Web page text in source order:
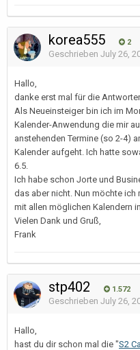
korea555 2
Geschrieben July 26,
Hallo,
danke erst mal für die
Als Neueinsteiger bin ich im
Kalender-Anwendung die mir
anstehenden Termine (so 2-4)
Kalender aufgeht. Ich hatte
6.5.
Ich habe schon Jorte und
das aber nicht. Nun möchte
mit allen möglichen Kalendern
Vielen Dank und Gruß,
Frank
stp402 1.572
Geschrieben July 26,
Hallo,
hast du dir schon mal die "S2